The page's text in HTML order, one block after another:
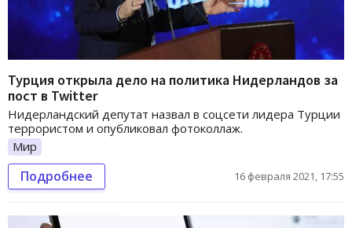
Турция открыла дело на политика Нидерландов за
пост в Twitter
Нидерландский депутат назвал в соцсети лидера Турции
террористом и опубликовал фотоколлаж.
Мир
Подробнее 16 февраля 2021, 17:55